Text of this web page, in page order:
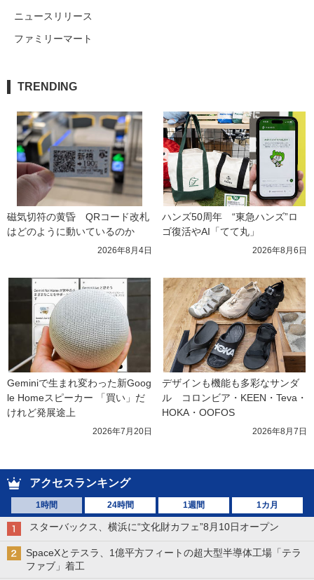
ニュースリリース
ファミリーマート
TRENDING
磁気切符の黄昏　QRコード改札
はどのように動いているのか
2026年8月4日
ハンズ50周年　“東急ハンズ”ロ
ゴ復活やAI「てて丸」
2026年8月6日
Geminiで生まれ変わった新Goog
le Homeスピーカー 「買い」だ
けれど発展途上
2026年7月20日
デザインも機能も多彩なサンダ
ル　コロンビア・KEEN・Teva・
HOKA・OOFOS
2026年8月7日
アクセスランキング
1時間 24時間 1週間 1カ月
スターバックス、横浜に“文化財カフェ”8月10日オープン
SpaceXとテスラ、1億平方フィートの超大型半導体工場「テラ
ファブ」着工